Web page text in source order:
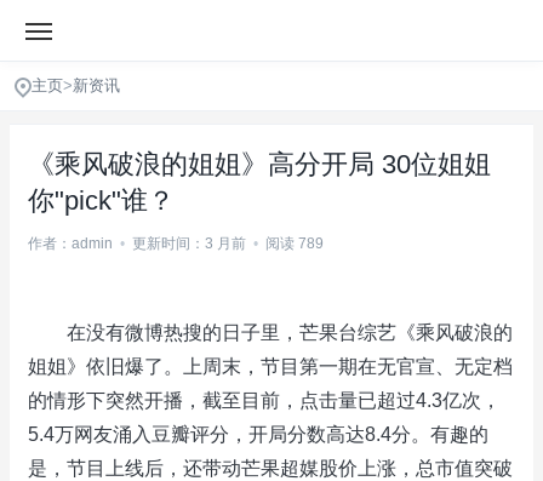
主页>新资讯
《乘风破浪的姐姐》高分开局 30位姐姐
你"pick"谁？
作者：admin • 更新时间：3 月前 • 阅读 789
在没有微博热搜的日子里，芒果台综艺《乘风破浪的
姐姐》依旧爆了。上周末，节目第一期在无官宣、无定档
的情形下突然开播，截至目前，点击量已超过4.3亿次，
5.4万网友涌入豆瓣评分，开局分数高达8.4分。有趣的
是，节目上线后，还带动芒果超媒股价上涨，总市值突破